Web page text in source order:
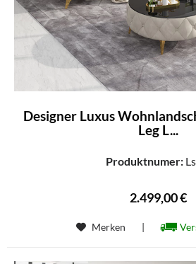
Designer Luxus
Leg L...
Produktnumer:
2.499,00 €
Merken |